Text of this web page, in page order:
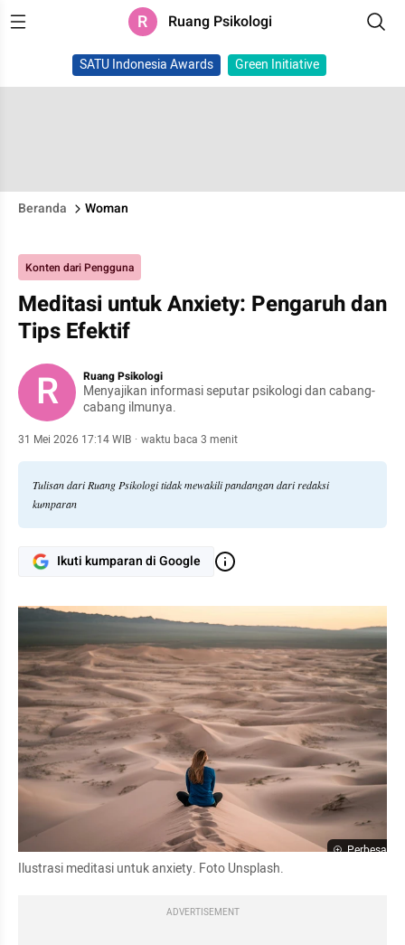
R Ruang Psikologi
SATU Indonesia Awards Green Initiative
Beranda Woman
Konten dari Pengguna
Meditasi untuk Anxiety: Pengaruh dan
Tips Efektif
R Ruang Psikologi
Menyajikan informasi seputar psikologi dan cabang-
cabang ilmunya.
31 Mei 2026 17:14 WIB · waktu baca 3 menit
Tulisan dari Ruang Psikologi tidak mewakili pandangan dari redaksi
kumparan
Ikuti kumparan di Google
Perbesar
Ilustrasi meditasi untuk anxiety. Foto Unsplash.
ADVERTISEMENT